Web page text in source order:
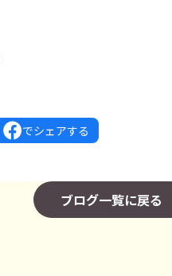
でシェアする
ブログ一覧に戻る